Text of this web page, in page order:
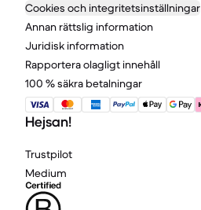
Cookies och integritetsinställningar
Annan rättslig information
Juridisk information
Rapportera olagligt innehåll
100 % säkra betalningar
Hejsan!
Trustpilot
Medium